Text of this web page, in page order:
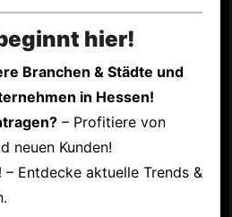
hier!
Branchen & Städte und
in Hessen!
– Profitiere von
neuen Kunden!
– Entdecke aktuelle Trends &